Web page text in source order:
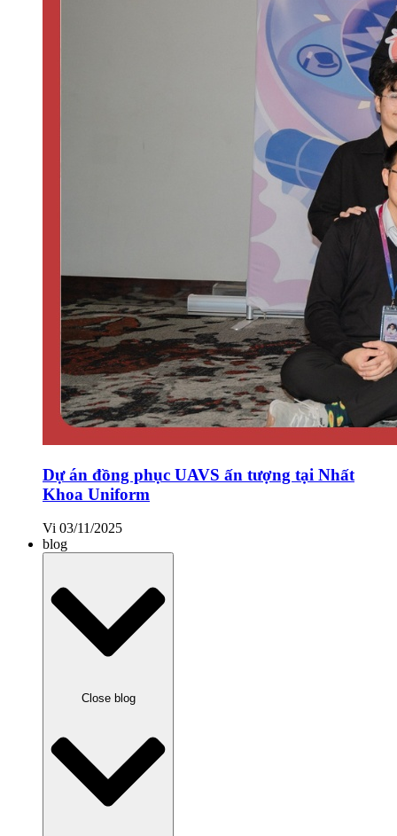
Dự án đồng phục UAVS ấn tượng tại Nhất
Khoa Uniform
Vi 03/11/2025
blog
Close blog